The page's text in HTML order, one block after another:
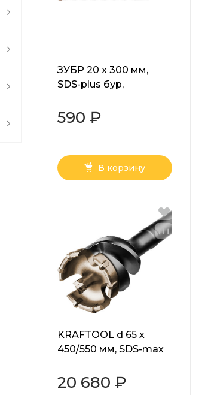
ЗУБР 20 x 300 мм,
SDS-plus бур,
(29314-300-20)
590 ₽
В корзину
KRAFTOOL d 65 х
450/550 мм, SDS-max
(29355-65-550)
20 680 ₽